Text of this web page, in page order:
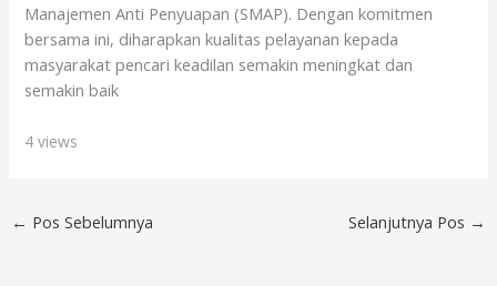
Manajemen Anti Penyuapan (SMAP). Dengan komitmen
bersama ini, diharapkan kualitas pelayanan kepada
masyarakat pencari keadilan semakin meningkat dan
semakin baik
4 views
← Pos Sebelumnya Selanjutnya Pos →